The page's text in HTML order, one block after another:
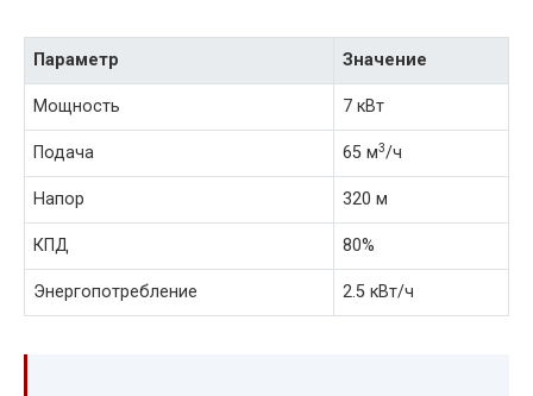
Параметр Значение
Мощность 7 кВт
Подача 65 м3/ч
Напор 320 м
КПД 80%
Энергопотребление 2.5 кВт/ч